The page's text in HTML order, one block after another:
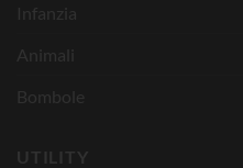
Infanzia
Animali
Bombole
UTILITY